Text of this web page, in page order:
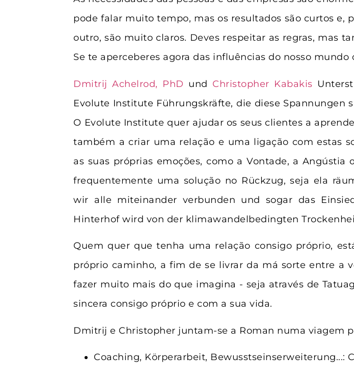
pode falar muito tempo, mas os resultados são curtos e,
outro, são muito claros. Deves respeitar as regras, mas
Se te aperceberes agora das influências do nosso
Dmitrij Achelrod, PhD und Christopher Kabakis
Evolute Institute Führungskräfte, die diese Spannungen
O Evolute Institute quer ajudar os seus clientes a
também a criar uma relação e uma ligação com estas
as suas próprias emoções, como a Vontade, a Angústia
frequentemente uma solução no Rückzug, seja ela
wir alle miteinander verbunden und sogar das
Hinterhof wird von der klimawandelbedingten
Quem quer que tenha uma relação consigo próprio,
próprio caminho, a fim de se livrar da má sorte entre a
fazer muito mais do que imagina - seja através de
sincera consigo próprio e com a sua vida.
Dmitrij e Christopher juntam-se a Roman numa viagem
Coaching, Körperarbeit, Bewusstseinserweiterung...: